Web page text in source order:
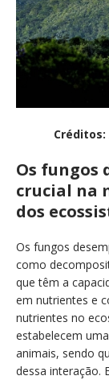
Créditos:
Os fungos
crucial na
dos
Os fungos
como
que têm a
em nutrientes e
nutrientes no
estabelecem
animais, sendo
dessa interação.